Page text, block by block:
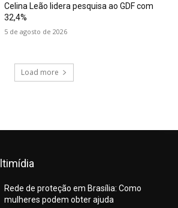
Celina Leão lidera pesquisa ao GDF com
32,4%
5 de agosto de 2026
Load more
Rede de proteção em Brasília: Como
mulheres podem obter ajuda